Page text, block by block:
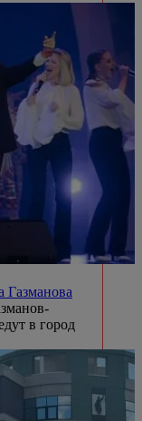
Газманова
в город